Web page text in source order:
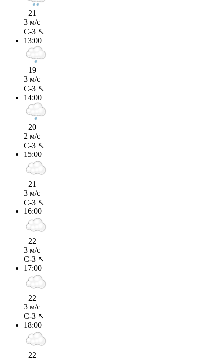
+21
3 м/с
С-З ↖
13:00
+19
3 м/с
С-З ↖
14:00
+20
2 м/с
С-З ↖
15:00
+21
3 м/с
С-З ↖
16:00
+22
3 м/с
С-З ↖
17:00
+22
3 м/с
С-З ↖
18:00
+22